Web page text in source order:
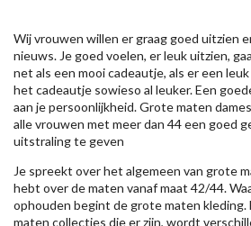
Wij vrouwen willen er graag goed uitzien
nieuws. Je goed voelen, er leuk uitzien,
net als een mooi cadeautje, als er een
het cadeautje sowieso al leuker. Een
aan je persoonlijkheid. Grote maten
alle vrouwen met meer dan 44 een goed
uitstraling te geven
Je spreekt over het algemeen van grote
hebt over de maten vanaf maat 42/44.
ophouden begint de grote maten kleding.
maten collecties die er zijn, wordt